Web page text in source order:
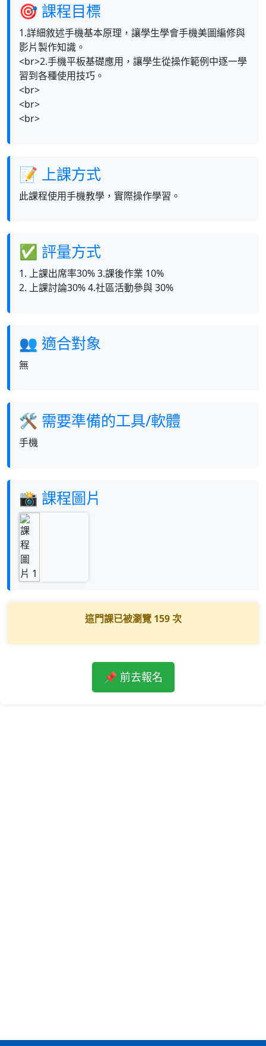
🎯 課程目標
1.詳細敘述手機基本原理，讓學生學會手機美圖編修與
影片製作知識。
<br>2.手機平板基礎應用，讓學生從操作範例中逐一學
習到各種使用技巧。
<br>
<br>
<br>
📝 上課方式
此課程使用手機教學，實際操作學習。
✅ 評量方式
1. 上課出席率30% 3.課後作業 10%
2. 上課討論30% 4.社區活動參與 30%
👥 適合對象
無
🛠 需要準備的工具/軟體
手機
📸 課程圖片
這門課已被瀏覽 159次
📌 前去報名